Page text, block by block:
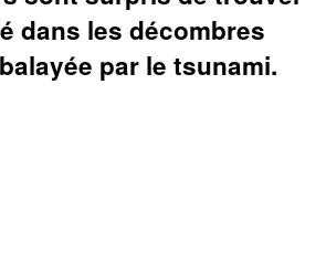
dans les décombres
par le tsunami.